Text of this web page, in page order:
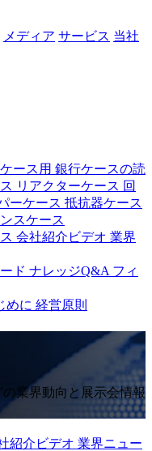
メディア サービス 当社
ース用 銀行ケースの読
リアクターケース 回
ーケース 抵抗器ケース
ンスケース
会社紹介ビデオ 業界
ド ナレッジQ&A フィ
めに 経営原則
の業界動向と展示会情報
紹介ビデオ 業界ニュー